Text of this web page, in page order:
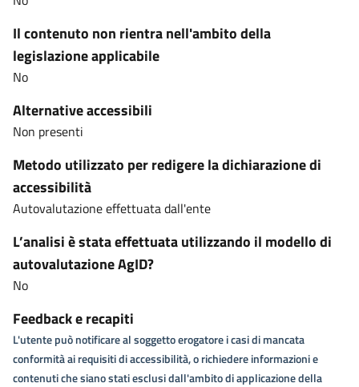
Il contenuto non rientra nell'ambito della
legislazione applicabile
No
Alternative accessibili
Non presenti
Metodo utilizzato per redigere la dichiarazione di
accessibilità
Autovalutazione effettuata dall'ente
L’analisi è stata effettuata utilizzando il modello di
autovalutazione AgID?
No
Feedback e recapiti
L'utente può notificare al soggetto erogatore i casi di mancata
conformità ai requisiti di accessibilità, o richiedere informazioni e
contenuti che siano stati esclusi dall'ambito di applicazione della